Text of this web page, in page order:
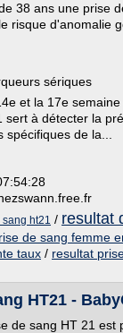
38 ans une prise
risque d'anomalie
sériques
et la 17e
sert à détecter la
de la...
sang ht21 / resultat
de sang femme
taux / resultat
HT21 -
de sang HT 21 est